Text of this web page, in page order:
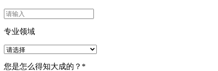
专业领域
您是怎么得知大成的？ *